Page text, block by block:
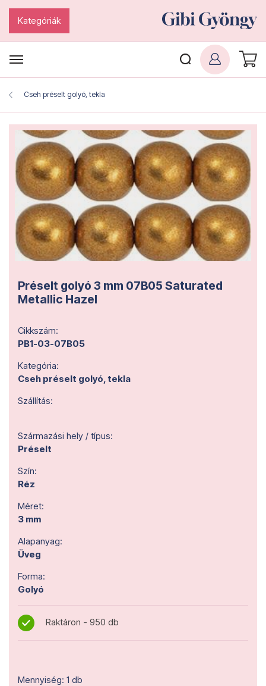
Kategóriák
Cseh préselt golyó, tekla
Préselt golyó 3 mm 07B05 Saturated
Metallic Hazel
Cikkszám:
PB1-03-07B05
Kategória:
Cseh préselt golyó, tekla
Szállítás:
Származási hely / típus:
Préselt
Szín:
Réz
Méret:
3 mm
Alapanyag:
Üveg
Forma:
Golyó
Raktáron - 950 db
Mennyiség: 1 db